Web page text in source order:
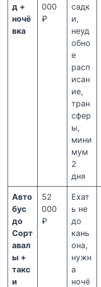
д +
ночё
вка
000
₽
садк
и,
неуд
обно
е
расп
исан
ие,
тран
сфер
ы,
мини
мум
2
дня
Авто
бус
до
Сорт
авал
ы +
такс
и
52
000
₽
Ехат
ь не
до
кань
она,
нужн
а
ночё